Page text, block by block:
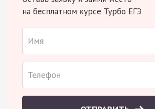
на бесплатном курсе Турбо ЕГЭ